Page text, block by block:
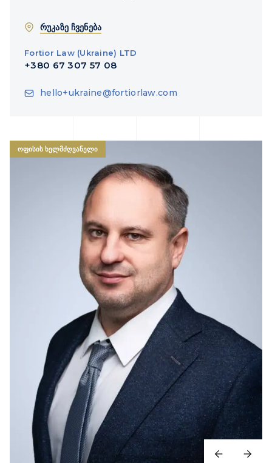
რუკაზე ჩვენება
Fortior Law (Ukraine) LTD
+380 67 307 57 08
hello+ukraine@fortiorlaw.com
ᲝᲤᲘᲡᲘᲡ ᲮᲔᲚᲛᲫᲦᲕᲐᲜᲔᲚᲘ